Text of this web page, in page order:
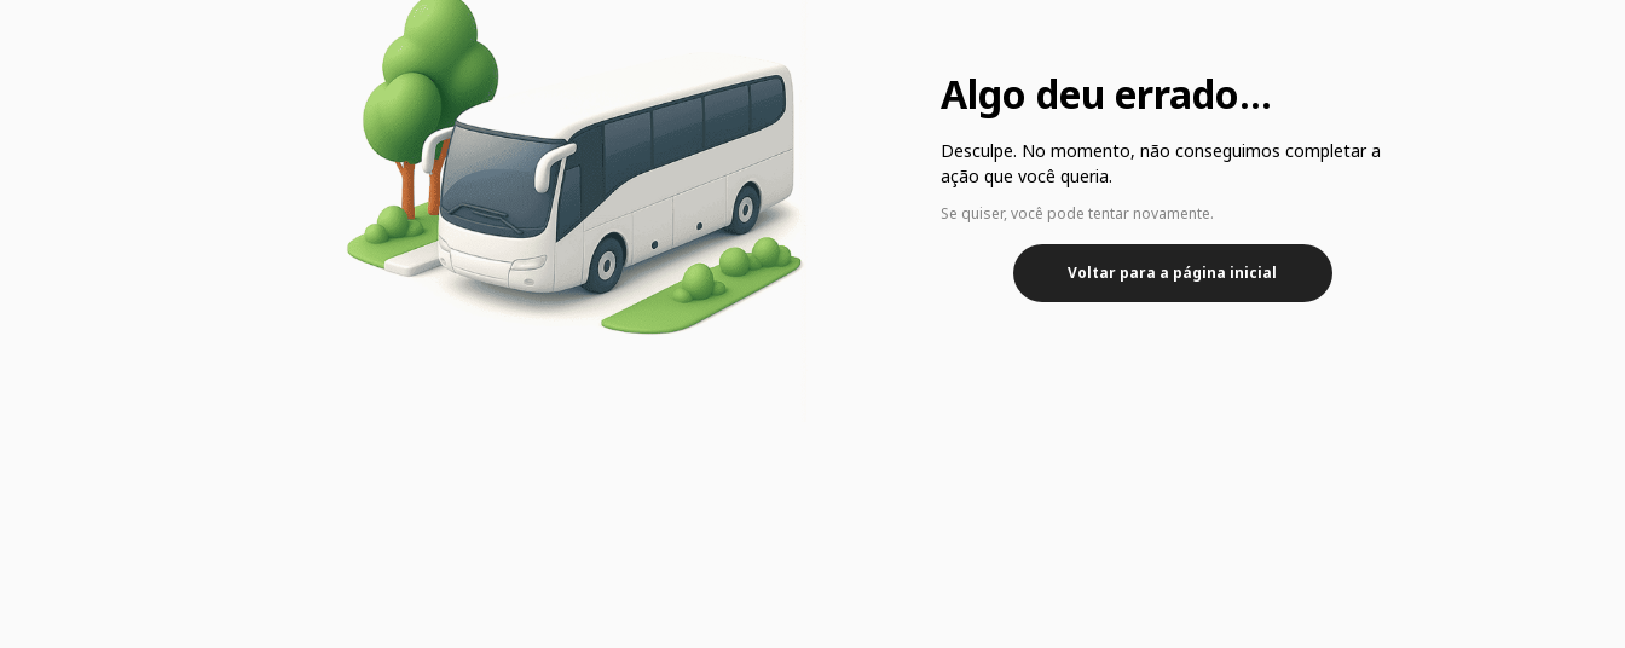
Algo deu errado...
Desculpe. No momento, não conseguimos completar a
ação que você queria.
Se quiser, você pode tentar novamente.
Voltar para a página inicial